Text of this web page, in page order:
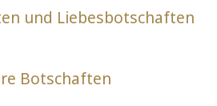
und Liebesbotschaften
Botschaften